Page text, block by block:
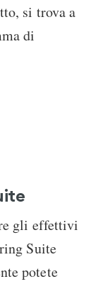
si trova a
di
gli effettivi
Suite
potete